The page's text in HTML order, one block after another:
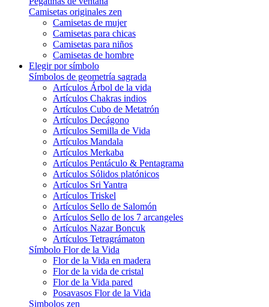
Camisetas originales zen
Camisetas de mujer
Camisetas para chicas
Camisetas para niños
Camisetas de hombre
Elegir por símbolo
Símbolos de geometría sagrada
Artículos Árbol de la vida
Artículos Chakras indios
Artículos Cubo de Metatrón
Artículos Decágono
Artículos Semilla de Vida
Artículos Mandala
Artículos Merkaba
Artículos Pentáculo & Pentagrama
Artículos Sólidos platónicos
Artículos Sri Yantra
Artículos Triskel
Artículos Sello de Salomón
Artículos Sello de los 7 arcangeles
Artículos Nazar Boncuk
Artículos Tetragrámaton
Símbolo Flor de la Vida
Flor de la Vida en madera
Flor de la vida de cristal
Flor de la Vida pared
Posavasos Flor de la Vida
Simbolos zen